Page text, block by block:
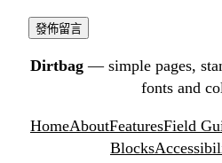
Dirtbag — simple pages,
fonts and
HomeAboutFeaturesField
Blocks